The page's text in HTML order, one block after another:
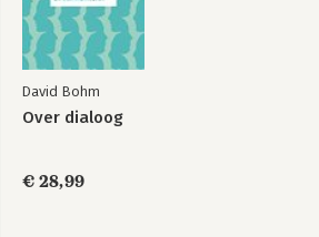
David Bohm
Over dialoog
€ 28,99